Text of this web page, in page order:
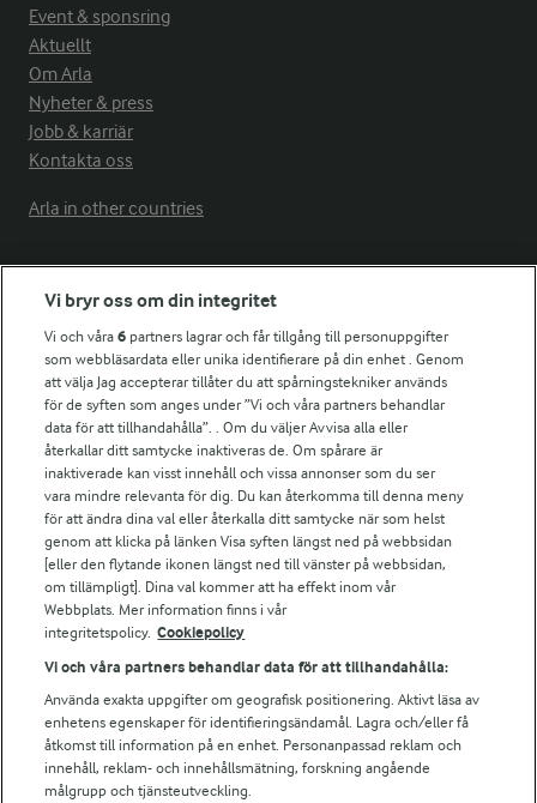
Event & sponsring
Aktuellt
Om Arla
Nyheter & press
Jobb & karriär
Kontakta oss
Arla in other countries
Fler Arlasajter
För ägare
Arlas kundportal
Arla.com
Falbygdens Ost
Arla webbshop
Bildbank
Följ oss
Vi bryr oss om din integritet
Vi och våra6 partners lagrar och får tillgång till personuppgifter
som webbläsardata eller unika identifierare på din enhet . Genom
att välja Jag accepterar tillåter du att spårningstekniker används
för de syften som anges under ”Vi och våra partners behandlar
data för att tillhandahålla”. . Om du väljer Avvisa alla eller
återkallar ditt samtycke inaktiveras de. Om spårare är
inaktiverade kan visst innehåll och vissa annonser som du ser
vara mindre relevanta för dig. Du kan återkomma till denna meny
för att ändra dina val eller återkalla ditt samtycke när som helst
genom att klicka på länken Visa syften längst ned på webbsidan
[eller den flytande ikonen längst ned till vänster på webbsidan,
om tillämpligt]. Dina val kommer att ha effekt inom vår
Webbplats. Mer information finns i vår
integritetspolicy. Cookiepolicy
Vi och våra partners behandlar data för att tillhandahålla:
Använda exakta uppgifter om geografisk positionering. Aktivt läsa av
enhetens egenskaper för identifieringsändamål. Lagra och/eller få
åtkomst till information på en enhet. Personanpassad reklam och
innehåll, reklam- och innehållsmätning, forskning angående
målgrupp och tjänsteutveckling.